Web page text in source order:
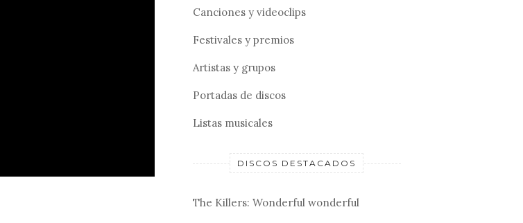
Canciones y videoclips
Festivales y premios
Artistas y grupos
Portadas de discos
Listas musicales
DISCOS DESTACADOS
The Killers: Wonderful wonderful